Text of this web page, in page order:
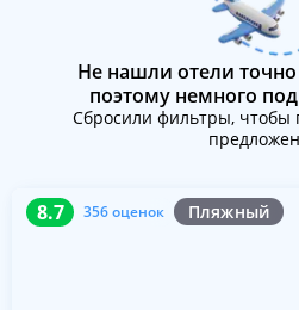
Не нашли отели
поэтому немного
Сбросили фильтры, чтобы
8.7 356 оценок Пляжный
8.7 356 оценок